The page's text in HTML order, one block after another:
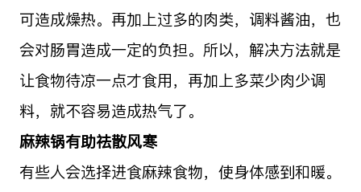
可造成燥热。再加上过多的肉类，调料酱油，也
会对肠胃造成一定的负担。所以，解决方法就是
让食物待凉一点才食用，再加上多菜少肉少调
料，就不容易造成热气了。
麻辣锅有助祛散风寒
有些人会选择进食麻辣食物，使身体感到和暖。